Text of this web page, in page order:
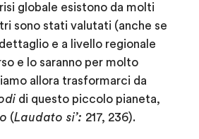
globale esistono da molti
sono stati valutati (anche se
e a livello regionale
e lo saranno per molto
allora trasformarci da
di questo piccolo pianeta,
(Laudato si’: 217, 236).